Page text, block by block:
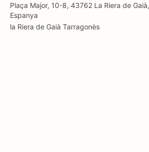
Plaça Major, 10-8, 43762 La Riera de
Espanya
la Riera de Gaià Tarragonès